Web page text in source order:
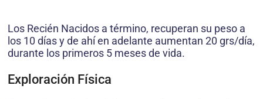
Los Recién Nacidos a término, recuperan su peso a
los 10 días y de ahí en adelante aumentan 20 grs/día,
durante los primeros 5 meses de vida.
Exploración Física